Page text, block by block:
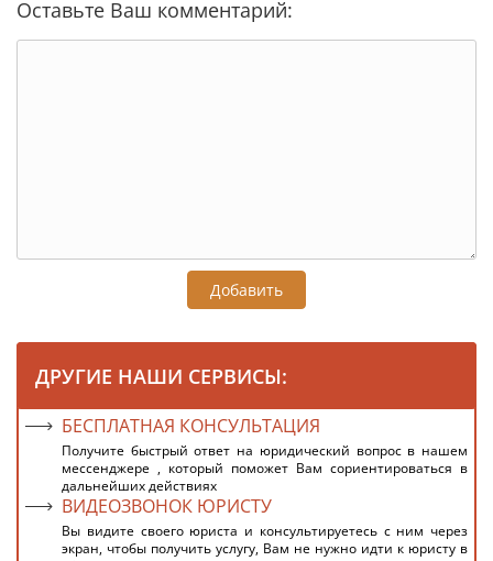
Оставьте Ваш комментарий:
Добавить
ДРУГИЕ НАШИ СЕРВИСЫ:
БЕСПЛАТНАЯ КОНСУЛЬТАЦИЯ
Получите быстрый ответ на юридический вопрос в нашем
мессенджере , который поможет Вам сориентироваться в
дальнейших действиях
ВИДЕОЗВОНОК ЮРИСТУ
Вы видите своего юриста и консультируетесь с ним через
экран, чтобы получить услугу, Вам не нужно идти к юристу в